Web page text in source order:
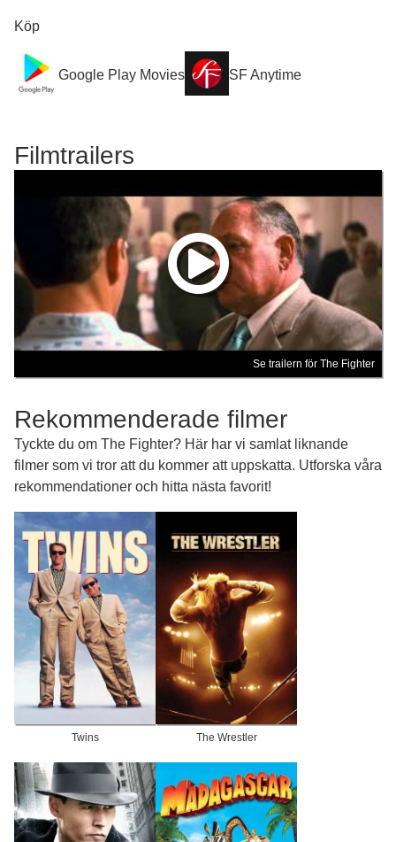
Köp
Google Play Movies SF Anytime
Filmtrailers
Se trailern för The Fighter
Rekommenderade filmer
Tyckte du om The Fighter? Här har vi samlat liknande
filmer som vi tror att du kommer att uppskatta. Utforska våra
rekommendationer och hitta nästa favorit!
Twins The Wrestler